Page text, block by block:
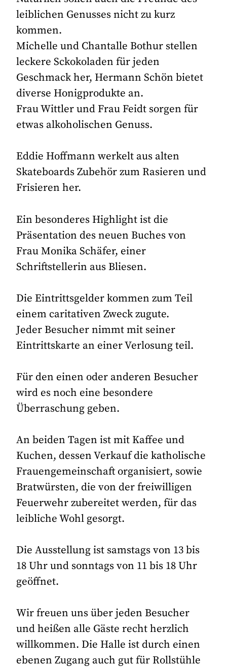
leiblichen Genusses nicht zu kurz
kommen.
Michelle und Chantalle Bothur stellen
leckere Sckokoladen für jeden
Geschmack her, Hermann Schön bietet
diverse Honigprodukte an.
Frau Wittler und Frau Feidt sorgen für
etwas alkoholischen Genuss.
Eddie Hoffmann werkelt aus alten
Skateboards Zubehör zum Rasieren und
Frisieren her.
Ein besonderes Highlight ist die
Präsentation des neuen Buches von
Frau Monika Schäfer, einer
Schriftstellerin aus Bliesen.
Die Eintrittsgelder kommen zum Teil
einem caritativen Zweck zugute.
Jeder Besucher nimmt mit seiner
Eintrittskarte an einer Verlosung teil.
Für den einen oder anderen Besucher
wird es noch eine besondere
Überraschung geben.
An beiden Tagen ist mit Kaffee und
Kuchen, dessen Verkauf die katholische
Frauengemeinschaft organisiert, sowie
Bratwürsten, die von der freiwilligen
Feuerwehr zubereitet werden, für das
leibliche Wohl gesorgt.
Die Ausstellung ist samstags von 13 bis
18 Uhr und sonntags von 11 bis 18 Uhr
geöffnet.
Wir freuen uns über jeden Besucher
und heißen alle Gäste recht herzlich
willkommen. Die Halle ist durch einen
ebenen Zugang auch gut für Rollstühle